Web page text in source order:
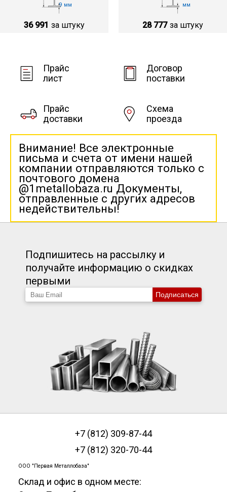
9 мм
36 991 за штуку
мм
28 777 за штуку
Прайс
лист
Договор
поставки
Прайс
доставки
Схема
проезда
Внимание! Все электронные
письма и счета от имени нашей
компании отправляются только с
почтового домена
@1metallobaza.ru Документы,
отправленные с других адресов
недействительны!
Подпишитесь на рассылку и
получайте информацию о скидках
первыми
Подписаться
+7 (812) 309-87-44
+7 (812) 320-70-44
ООО "Первая Металлобаза"
Склад и офис в одном месте: